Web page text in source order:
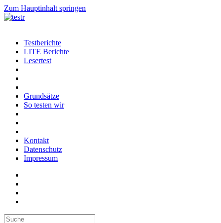
Zum Hauptinhalt springen
Testberichte
LITE Berichte
Lesertest
Grundsätze
So testen wir
Kontakt
Datenschutz
Impressum